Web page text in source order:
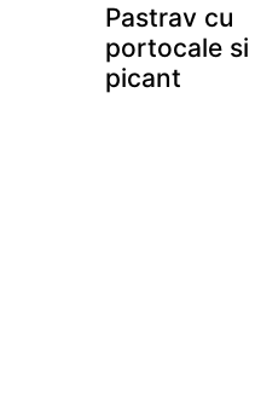
Pastrav cu
portocale si
picant